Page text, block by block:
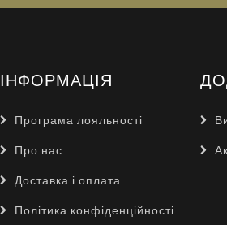
ІНФОРМАЦІЯ
Програма лояльності
Про нас
Доставка і оплата
Політика конфіденційності